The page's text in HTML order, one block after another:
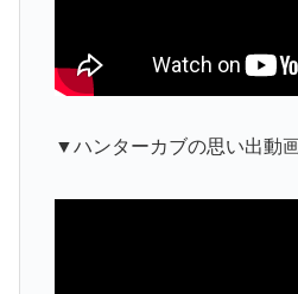
▼ハンターカブの思い出動